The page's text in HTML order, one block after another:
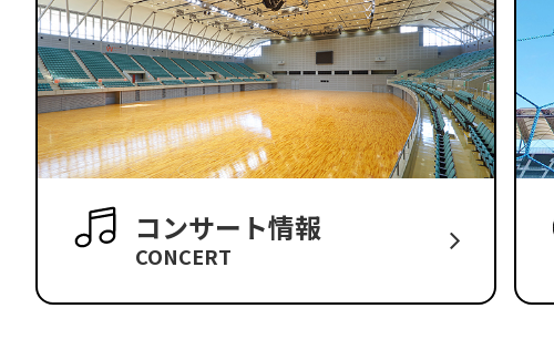
コンサート情報
CONCERT